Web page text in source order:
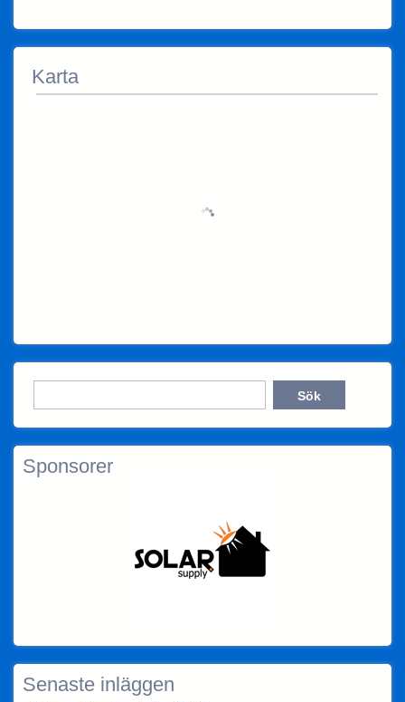
Karta
Sponsorer
Senaste inläggen